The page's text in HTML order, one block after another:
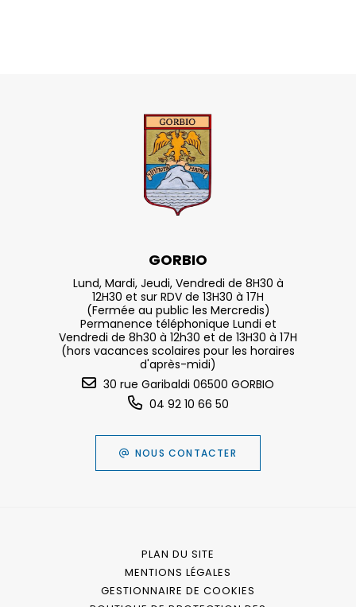
GORBIO
Lund, Mardi, Jeudi, Vendredi de 8H30 à
12H30 et sur RDV de 13H30 à 17H
(Fermée au public les Mercredis)
Permanence téléphonique Lundi et
Vendredi de 8h30 à 12h30 et de 13H30 à 17H
(hors vacances scolaires pour les horaires
d'après-midi)
30 rue Garibaldi 06500 GORBIO
04 92 10 66 50
NOUS CONTACTER
PLAN DU SITE
MENTIONS LÉGALES
GESTIONNAIRE DE COOKIES